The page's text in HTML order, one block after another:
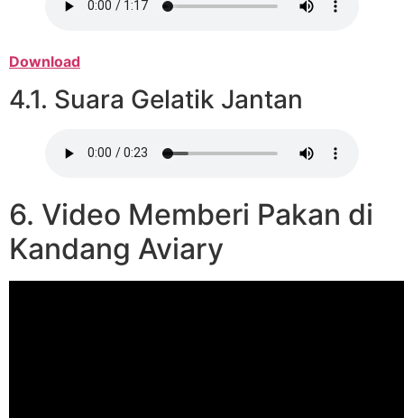
Download
4.1. Suara Gelatik Jantan
6. Video Memberi Pakan di
Kandang Aviary